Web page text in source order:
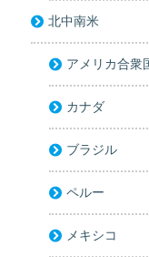
北中南米
アメリカ合衆
カナダ
ブラジル
ペルー
メキシコ